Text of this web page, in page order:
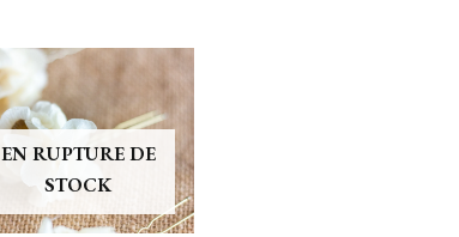
EN RUPTURE DE
STOCK